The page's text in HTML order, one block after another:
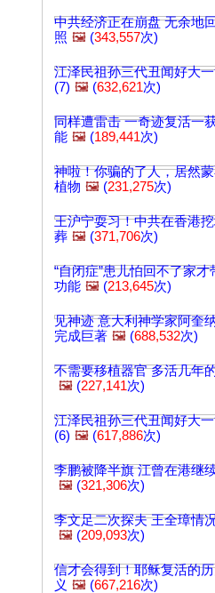
中共经济正在崩盘 无余地
照 🖼️ (343,557次)
江泽民祖孙三代丑闻好大
(7) 🖼️ (632,621次)
同样遭雷击 一奇迹复活一
能 🖼️ (189,441次)
神啦！你骗的了人，居然
植物 🖼️ (231,275次)
王沪宁耍习！中共在香港
葬 🖼️ (371,706次)
“自闭症”患儿怕回不了家才
功能 🖼️ (213,645次)
见神迹 意大利神学家阿奎
完成巨著 🖼️ (688,532次)
不需要移植器官 多活几年
🖼️ (227,141次)
江泽民祖孙三代丑闻好大
(6) 🖼️ (617,886次)
李鹏被降半旗 江曾在港继
🖼️ (321,306次)
李文足二次探夫 王全璋情
🖼️ (209,093次)
信才会得到！耶稣复活的
义 🖼️ (667,216次)